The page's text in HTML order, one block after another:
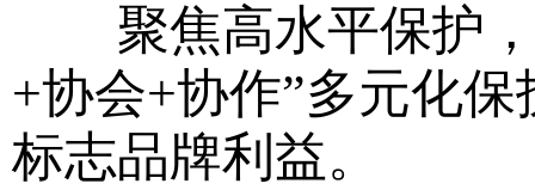
聚焦高水平保护，
+协会+协作”多元化
标志品牌利益。